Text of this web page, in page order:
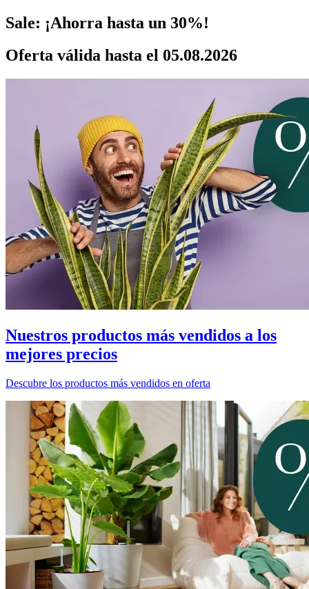
Sale: ¡Ahorra hasta un 30%!
Oferta válida hasta el 05.08.2026
Nuestros productos más vendidos a los
mejores precios
Descubre los productos más vendidos en oferta